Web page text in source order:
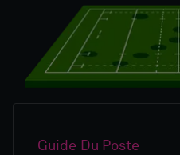
Guide Du Poste